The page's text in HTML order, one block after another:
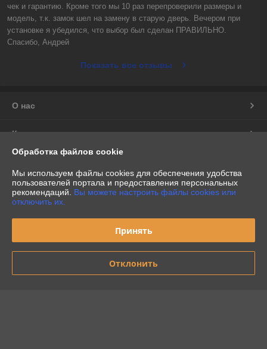
чек и гарантию. Кроме того мы 10 раз перепроверили размеры и
модель, т.к. замок шел на замену в старую дверь. Вечером при
установке я убедился, что выбор был сделан ПРАВИЛЬНО.
Спасибо, Андрей
Показать все отзывы
О нас
Контакты
График работы
Полная версия сайта
Сайт создан на платформе Deal.by
Обработка файлов cookie
Мы используем файлы cookies для обеспечения удобства
пользователей портала и предоставления персональных
рекомендаций. Вы можете настроить файлы cookies или
отключить их.
Принять
Отклонить